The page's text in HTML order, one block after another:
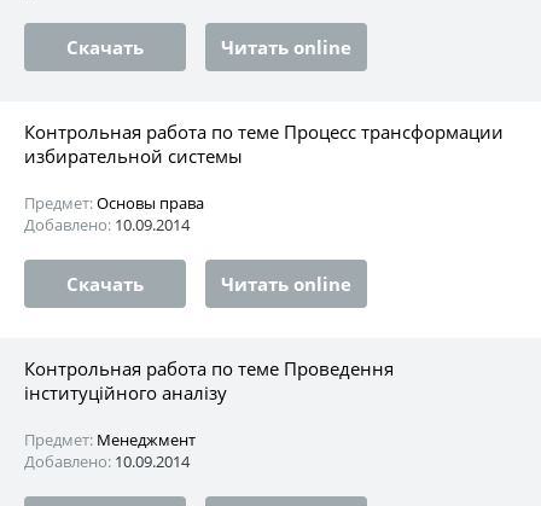
Скачать Читать online
Контрольная работа по теме Процесс трансформации
избирательной системы
Предмет:Основы права
Добавлено: 10.09.2014
Скачать Читать online
Контрольная работа по теме Проведення
інституційного аналізу
Предмет: Менеджмент
Добавлено: 10.09.2014